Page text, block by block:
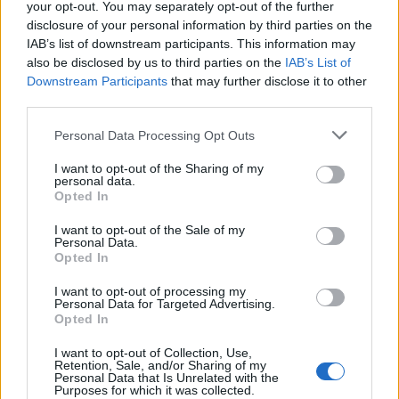
your opt-out. You may separately opt-out of the further
disclosure of your personal information by third parties on the
IAB’s list of downstream participants. This information may
also be disclosed by us to third parties on the IAB’s List of
Downstream Participants that may further disclose it to other
Personal Data Processing Opt Outs
I want to opt-out of the Sharing of my
personal data.
Opted In
I want to opt-out of the Sale of my
Personal Data.
Opted In
I want to opt-out of processing my
Personal Data for Targeted Advertising.
Opted In
I want to opt-out of Collection, Use,
Retention, Sale, and/or Sharing of my
Personal Data that Is Unrelated with the
Purposes for which it was collected.
ΚΑΘΑΡΟΣ
06:00 17°C
4 Μπφ B
24 Km/h
ΛΙΓΑ ΣΥΝΝΕΦΑ
24 Km/h
21°C
5 Μπφ BA
22°C
21°C
5 Μπφ BA
18°C
4 Μπφ B
24 Km/h